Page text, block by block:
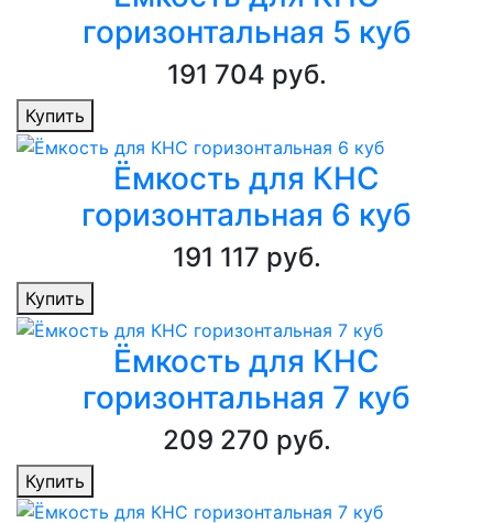
горизонтальная 5 куб
191 704 руб.
Купить
Ёмкость для КНС
горизонтальная 6 куб
191 117 руб.
Купить
Ёмкость для КНС
горизонтальная 7 куб
209 270 руб.
Купить